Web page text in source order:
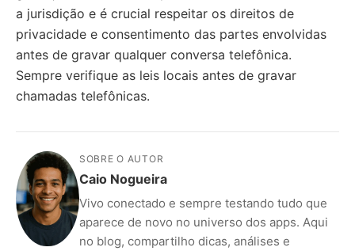
a jurisdição e é crucial respeitar os direitos de
privacidade e consentimento das partes envolvidas
antes de gravar qualquer conversa telefônica.
Sempre verifique as leis locais antes de gravar
chamadas telefônicas.
SOBRE O AUTOR
Caio Nogueira
Vivo conectado e sempre testando tudo que
aparece de novo no universo dos apps. Aqui
no blog, compartilho dicas, análises e